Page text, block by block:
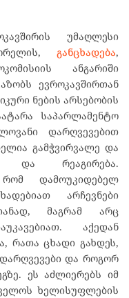
უმაღლესი
განცხადება,
ანგარიში
ევროკავშირთან
ნების არსებობის
საპარლამენტო
დარღვევებით
გამჭვირვალე და
და რეაგირება.
რომ დამოუკიდებელ
არჩევნები
მაგრამ არც
აქედან
რათა ცხადი გახდეს,
და როგორ
ეს აძლიერებს იმ
ხელისუფლების